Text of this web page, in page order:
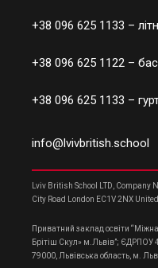
+38 096 625 1133 –
+38 096 625 1122 –
+38 096 625 1133 –
info@lvivbritish.school
Lviv British School LTD, Company
City Road London EC1V 2NX
Приватний заклад освіти
Брітіш Скул» м.Львів”; ЄДРПОУ
79000, Львівська область, м.